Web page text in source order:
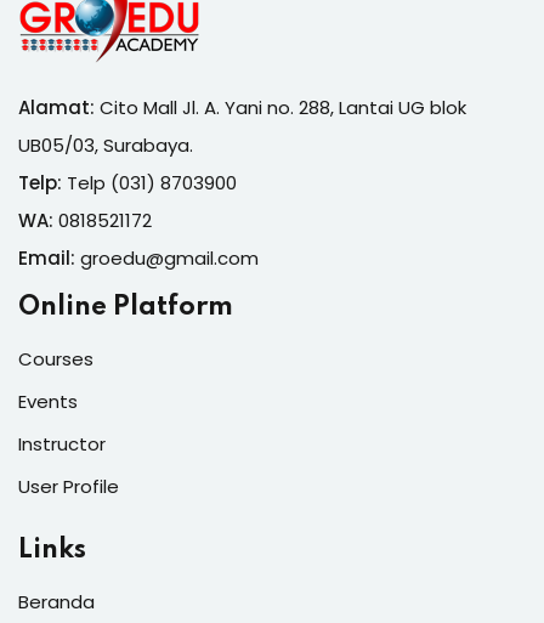
Alamat: Cito Mall Jl. A. Yani no. 288, Lantai UG blok
UB05/03, Surabaya.
Telp: Telp (031) 8703900
WA: 0818521172
Email: groedu@gmail.com
Online Platform
Courses
Events
Instructor
User Profile
Links
Beranda